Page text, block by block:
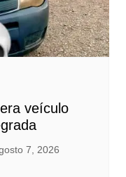
veículo
7, 2026